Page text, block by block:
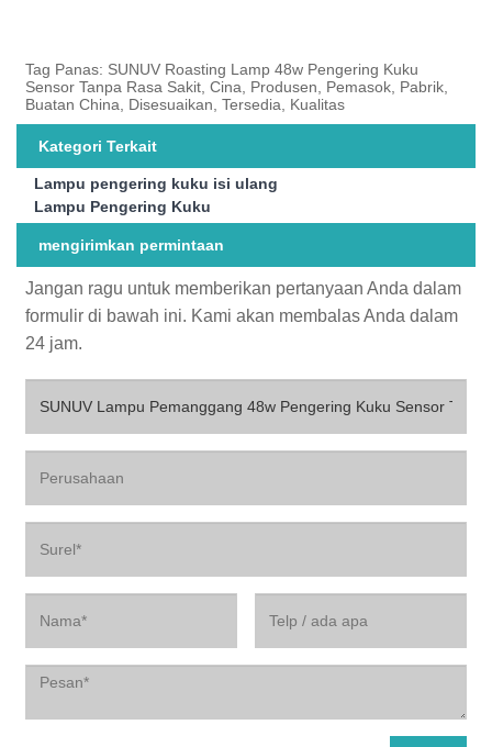
Tag Panas: SUNUV Roasting Lamp 48w Pengering Kuku
Sensor Tanpa Rasa Sakit, Cina, Produsen, Pemasok, Pabrik,
Buatan China, Disesuaikan, Tersedia, Kualitas
Kategori Terkait
Lampu pengering kuku isi ulang
Lampu Pengering Kuku
mengirimkan permintaan
Jangan ragu untuk memberikan pertanyaan Anda dalam
formulir di bawah ini. Kami akan membalas Anda dalam
24 jam.